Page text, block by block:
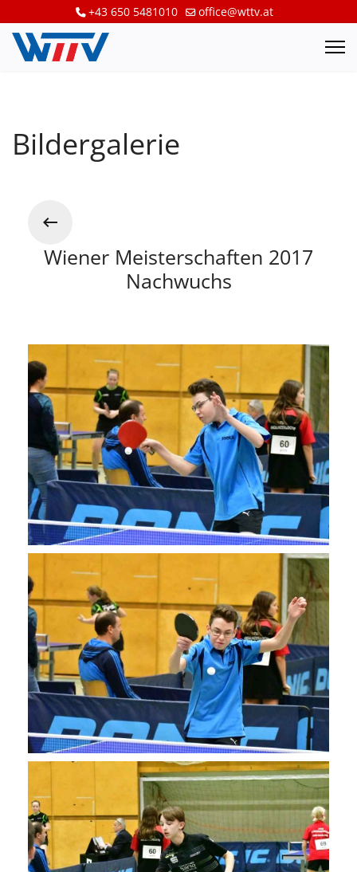
+43 650 5481010 office@wttv.at
Bildergalerie
Wiener Meisterschaften 2017
Nachwuchs